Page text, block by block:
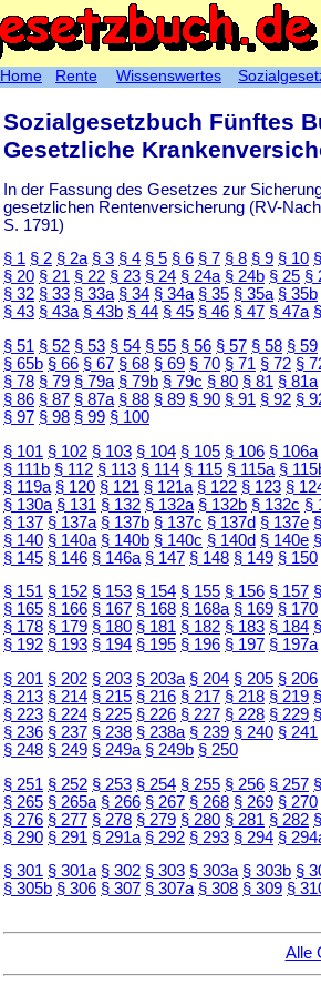
Sozialgesetzbuch Fünftes
Gesetzliche
In der Fassung des Gesetzes zur
gesetzlichen Rentenversicherung (RV-
S. 1791)
§ 1 § 2 § 2a § 3 § 4 § 5 § 6 § 7 § 8 § 9 § 10
§ 20 § 21 § 22 § 23 § 24 § 24a § 24b § 25 §
§ 32 § 33 § 33a § 34 § 34a § 35 § 35a § 35b
§ 43 § 43a § 43b § 44 § 45 § 46 § 47 § 47a
§ 51 § 52 § 53 § 54 § 55 § 56 § 57 § 58 § 59
§ 65b § 66 § 67 § 68 § 69 § 70 § 71 § 72 §
§ 78 § 79 § 79a § 79b § 79c § 80 § 81 § 81a
§ 86 § 87 § 87a § 88 § 89 § 90 § 91 § 92 §
§ 97 § 98 § 99 § 100
§ 101 § 102 § 103 § 104 § 105 § 106 § 106a
§ 111b § 112 § 113 § 114 § 115 § 115a §
§ 119a § 120 § 121 § 121a § 122 § 123 §
§ 130a § 131 § 132 § 132a § 132b § 132c §
§ 137 § 137a § 137b § 137c § 137d § 137e
§ 140 § 140a § 140b § 140c § 140d § 140e
§ 145 § 146 § 146a § 147 § 148 § 149 § 150
§ 151 § 152 § 153 § 154 § 155 § 156 § 157
§ 165 § 166 § 167 § 168 § 168a § 169 § 170
§ 178 § 179 § 180 § 181 § 182 § 183 § 184
§ 192 § 193 § 194 § 195 § 196 § 197 § 197a
§ 201 § 202 § 203 § 203a § 204 § 205 § 206
§ 213 § 214 § 215 § 216 § 217 § 218 § 219
§ 223 § 224 § 225 § 226 § 227 § 228 § 229
§ 236 § 237 § 238 § 238a § 239 § 240 § 241
§ 248 § 249 § 249a § 249b § 250
§ 251 § 252 § 253 § 254 § 255 § 256 § 257
§ 265 § 265a § 266 § 267 § 268 § 269 § 270
§ 276 § 277 § 278 § 279 § 280 § 281 § 282
§ 290 § 291 § 291a § 292 § 293 § 294 §
§ 301 § 301a § 302 § 303 § 303a § 303b §
§ 305b § 306 § 307 § 307a § 308 § 309 §
Alle
Home Rente Wissenswertes